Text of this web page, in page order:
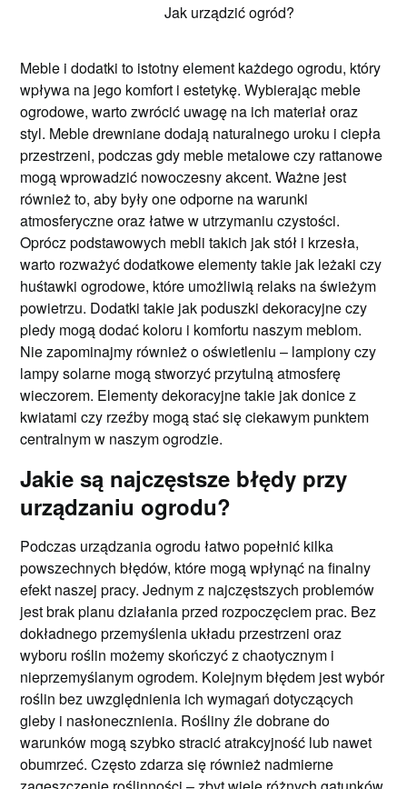
Jak urządzić ogród?
Meble i dodatki to istotny element każdego ogrodu, który
wpływa na jego komfort i estetykę. Wybierając meble
ogrodowe, warto zwrócić uwagę na ich materiał oraz
styl. Meble drewniane dodają naturalnego uroku i ciepła
przestrzeni, podczas gdy meble metalowe czy rattanowe
mogą wprowadzić nowoczesny akcent. Ważne jest
również to, aby były one odporne na warunki
atmosferyczne oraz łatwe w utrzymaniu czystości.
Oprócz podstawowych mebli takich jak stół i krzesła,
warto rozważyć dodatkowe elementy takie jak leżaki czy
huśtawki ogrodowe, które umożliwią relaks na świeżym
powietrzu. Dodatki takie jak poduszki dekoracyjne czy
pledy mogą dodać koloru i komfortu naszym meblom.
Nie zapominajmy również o oświetleniu – lampiony czy
lampy solarne mogą stworzyć przytulną atmosferę
wieczorem. Elementy dekoracyjne takie jak donice z
kwiatami czy rzeźby mogą stać się ciekawym punktem
centralnym w naszym ogrodzie.
Jakie są najczęstsze błędy przy
urządzaniu ogrodu?
Podczas urządzania ogrodu łatwo popełnić kilka
powszechnych błędów, które mogą wpłynąć na finalny
efekt naszej pracy. Jednym z najczęstszych problemów
jest brak planu działania przed rozpoczęciem prac. Bez
dokładnego przemyślenia układu przestrzeni oraz
wyboru roślin możemy skończyć z chaotycznym i
nieprzemyślanym ogrodem. Kolejnym błędem jest wybór
roślin bez uwzględnienia ich wymagań dotyczących
gleby i nasłonecznienia. Rośliny źle dobrane do
warunków mogą szybko stracić atrakcyjność lub nawet
obumrzeć. Często zdarza się również nadmierne